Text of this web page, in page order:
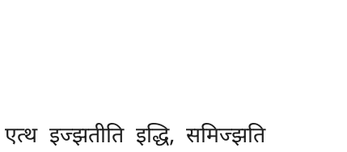
इज्झतीति इद्धि, समिज्झति